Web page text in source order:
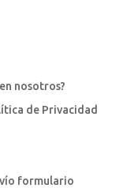
nosotros?
de Privacidad
formulario